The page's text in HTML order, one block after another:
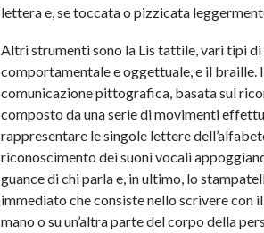
lettera e, se toccata o pizzicata
Altri strumenti sono la Lis tattile, vari tipi
comportamentale e oggettuale, e il braille.
comunicazione pittografica, basata sul
composto da una serie di movimenti
rappresentare le singole lettere
riconoscimento dei suoni vocali
guance di chi parla e, in ultimo, lo
immediato che consiste nello scrivere con
mano o su un’altra parte del corpo della